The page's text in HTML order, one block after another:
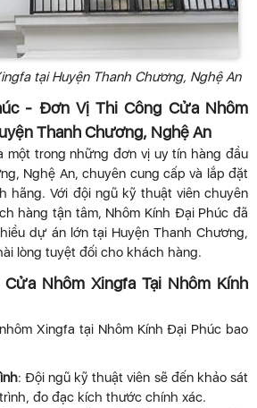
tại Huyện Thanh Chương, Nghệ An
- Đơn Vị Thi Công Cửa Nhôm
Thanh Chương, Nghệ An
một trong những đơn vị uy tín hàng đầu
Nghệ An, chuyên cung cấp và lắp đặt
hãng. Với đội ngũ kỹ thuật viên chuyên
hàng tận tâm, Nhôm Kính Đại Phúc đã
dự án lớn tại Huyện Thanh Chương,
lòng tuyệt đối cho khách hàng.
Nhôm Xingfa Tại Nhôm Kính
Xingfa tại Nhôm Kính Đại Phúc bao
: Đội ngũ kỹ thuật viên sẽ đến khảo sát
đo đạc kích thước chính xác.